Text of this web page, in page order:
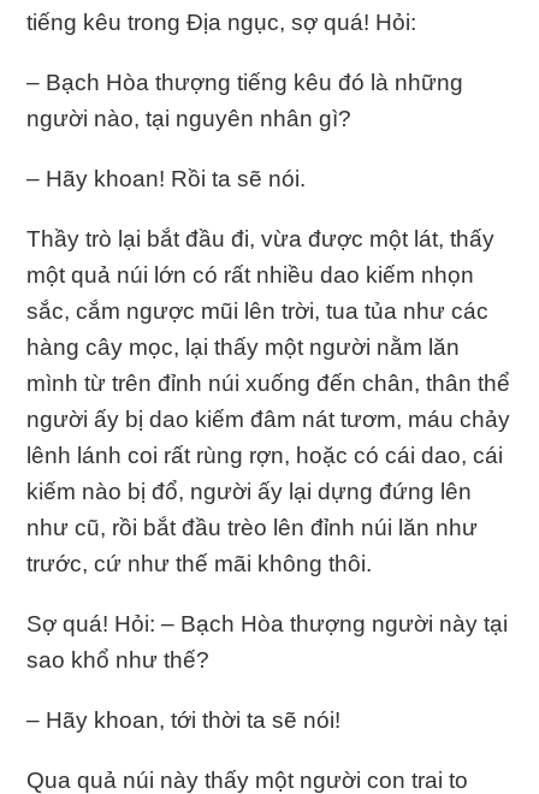
tiếng kêu trong Địa ngục, sợ quá! Hỏi:
– Bạch Hòa thượng tiếng kêu đó là những
người nào, tại nguyên nhân gì?
– Hãy khoan! Rồi ta sẽ nói.
Thầy trò lại bắt đầu đi, vừa được một lát, thấy
một quả núi lớn có rất nhiều dao kiếm nhọn
sắc, cắm ngược mũi lên trời, tua tủa như các
hàng cây mọc, lại thấy một người nằm lăn
mình từ trên đỉnh núi xuống đến chân, thân thể
người ấy bị dao kiếm đâm nát tươm, máu chảy
lênh lánh coi rất rùng rợn, hoặc có cái dao, cái
kiếm nào bị đổ, người ấy lại dựng đứng lên
như cũ, rồi bắt đầu trèo lên đỉnh núi lăn như
trước, cứ như thế mãi không thôi.
Sợ quá! Hỏi: – Bạch Hòa thượng người này tại
sao khổ như thế?
– Hãy khoan, tới thời ta sẽ nói!
Qua quả núi này thấy một người con trai to